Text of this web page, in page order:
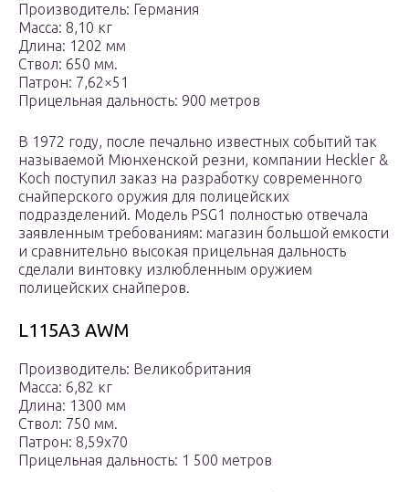
Производитель: Германия
Масса: 8,10 кг
Длина: 1202 мм
Ствол: 650 мм.
Патрон: 7,62×51
Прицельная дальность: 900 метров
В 1972 году, после печально известных событий так
называемой Мюнхенской резни, компании Heckler &
Koch поступил заказ на разработку современного
снайперского оружия для полицейских
подразделений. Модель PSG1 полностью отвечала
заявленным требованиям: магазин большой емкости
и сравнительно высокая прицельная дальность
сделали винтовку излюбленным оружием
полицейских снайперов.
L115A3 AWM
Производитель: Великобритания
Масса: 6,82 кг
Длина: 1300 мм
Ствол: 750 мм.
Патрон: 8,59х70
Прицельная дальность: 1 500 метров